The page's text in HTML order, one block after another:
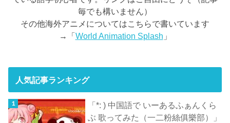
毎でも構いません）
その他海外アニメについてはこちらで書いています
→「World Animation Splash 」
人気記事ランキング
「*: ) 中国語で いーあるふぁんくら
ぶ 歌ってみた（一二粉絲俱樂部）」